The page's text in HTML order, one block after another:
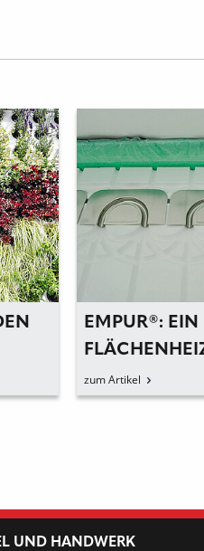
EMPUR®: EIN
FÜR DEN
zum Artikel
UND HANDWERK